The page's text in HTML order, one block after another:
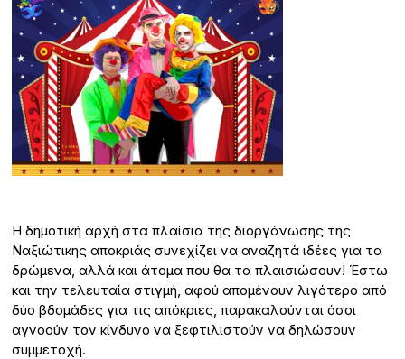
Η δημοτική αρχή στα πλαίσια της διοργάνωσης της
Ναξιώτικης αποκριάς συνεχίζει να αναζητά ιδέες για τα
δρώμενα, αλλά και άτομα που θα τα πλαισιώσουν! Έστω
και την τελευταία στιγμή, αφού απομένουν λιγότερο από
δύο βδομάδες για τις απόκριες, παρακαλούνται όσοι
αγνοούν τον κίνδυνο να ξεφτιλιστούν να δηλώσουν
συμμετοχή.